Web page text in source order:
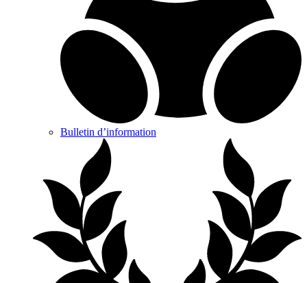
Bulletin d’information